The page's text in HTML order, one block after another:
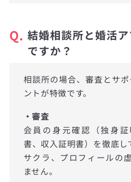
Q. 結婚相談所と婚活
ですか？
相談所の場合、審査とサ
ントが特徴です。
・審査
会員の身元確認（独身
書、収入証明書）を徹底し
サクラ、プロフィールの
ません。